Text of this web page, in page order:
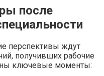
после
перспективы ждут
получивших рабочие
ключевые моменты: